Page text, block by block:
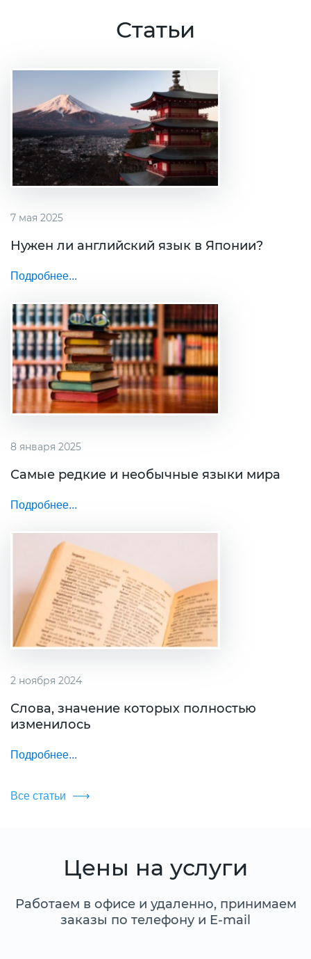
Статьи
7 мая 2025
Нужен ли английский язык в Японии?
Подробнее...
8 января 2025
Самые редкие и необычные языки мира
Подробнее...
2 ноября 2024
Слова, значение которых полностью
изменилось
Подробнее...
Все статьи
Цены на услуги
Работаем в офисе и удаленно, принимаем
заказы по телефону и E-mail